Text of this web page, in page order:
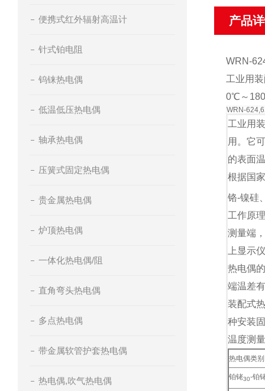
便携式红外辐射高温计
针式铂电阻
钨铼热电偶
低温低压热电偶
轴承热电偶
压簧式固定热电偶
贵金属热电偶
炉顶热电偶
一体化热电偶/阻
直角弯头热电偶
多点热电偶
带金属软管护套热电偶
热电偶,吹气热电偶
产品
WRN-
工业用
0℃～
WRN-
工业用
用。它
的表面
根据国
铬-镍硅
工作原
测量端
上显示
热电偶
端温差
装配式
种安装
温度测
热电偶类别
铂铑30-铂